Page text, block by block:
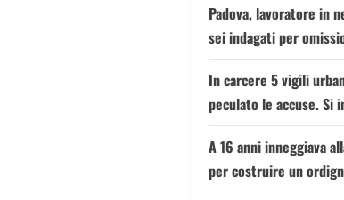
Padova, lavoratore in
sei indagati per
In carcere 5 vigili
peculato le accuse. Si
A 16 anni inneggiava
per costruire un